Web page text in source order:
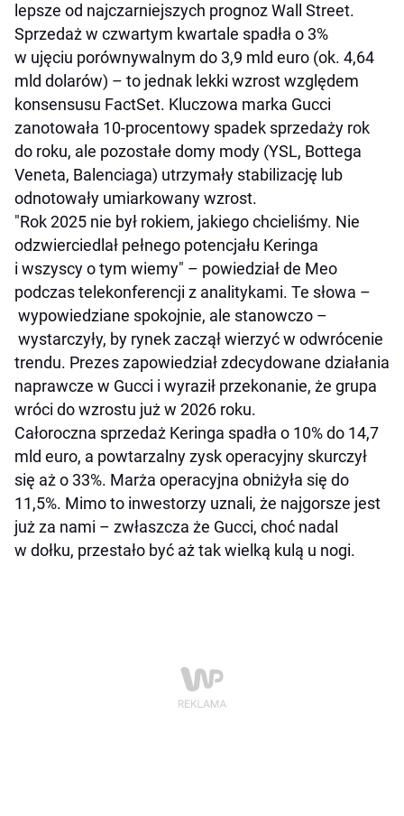
lepsze od najczarniejszych prognoz Wall Street.
Sprzedaż w czwartym kwartale spadła o 3%
w ujęciu porównywalnym do 3,9 mld euro (ok. 4,64
mld dolarów) – to jednak lekki wzrost względem
konsensusu FactSet. Kluczowa marka Gucci
zanotowała 10-procentowy spadek sprzedaży rok
do roku, ale pozostałe domy mody (YSL, Bottega
Veneta, Balenciaga) utrzymały stabilizację lub
odnotowały umiarkowany wzrost.
"Rok 2025 nie był rokiem, jakiego chcieliśmy. Nie
odzwierciedlał pełnego potencjału Keringa
i wszyscy o tym wiemy" – powiedział de Meo
podczas telekonferencji z analitykami. Te słowa –
wypowiedziane spokojnie, ale stanowczo –
wystarczyły, by rynek zaczął wierzyć w odwrócenie
trendu. Prezes zapowiedział zdecydowane działania
naprawcze w Gucci i wyraził przekonanie, że grupa
wróci do wzrostu już w 2026 roku.
Całoroczna sprzedaż Keringa spadła o 10% do 14,7
mld euro, a powtarzalny zysk operacyjny skurczył
się aż o 33%. Marża operacyjna obniżyła się do
11,5%. Mimo to inwestorzy uznali, że najgorsze jest
już za nami – zwłaszcza że Gucci, choć nadal
w dołku, przestało być aż tak wielką kulą u nogi.